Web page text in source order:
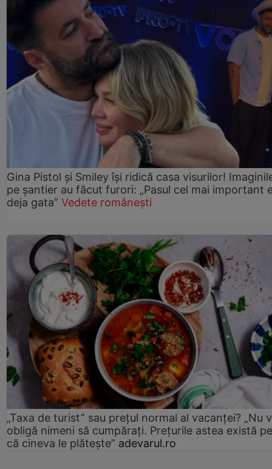
Gina Pistol și Smiley își ridică casa visurilor!
pe șantier au făcut furori: „Pasul cel mai important
deja gata” Vedete românești
„Taxa de turist” sau prețul normal al vacanței? „Nu
obligă nimeni să cumpărați. Prețurile astea există
că cineva le plătește” adevarul.ro